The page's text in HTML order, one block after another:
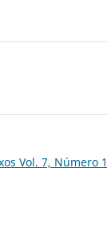
Vol. 7, Número